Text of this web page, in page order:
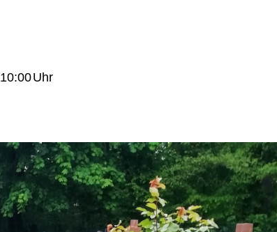
10:00Uhr